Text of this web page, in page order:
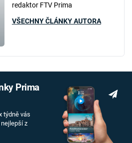
redaktor FTV Prima
VŠECHNY ČLÁNKY AUTORA
Prima
týdně vás
z